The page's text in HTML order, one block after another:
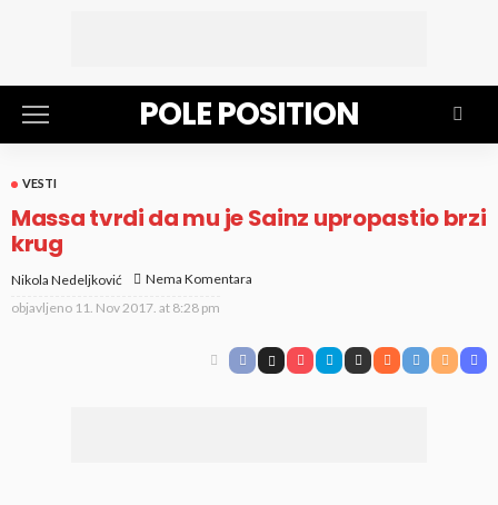
POLE POSITION
VESTI
Massa tvrdi da mu je Sainz upropastio brzi
krug
Nikola Nedeljković
Nema Komentara
objavljeno 11. Nov 2017. at 8:28 pm